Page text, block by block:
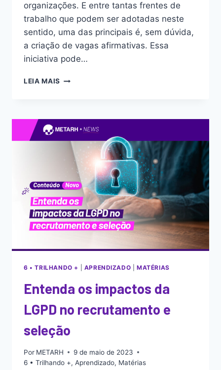
organizações. E entre tantas frentes de
trabalho que podem ser adotadas neste
sentido, uma das principais é, sem dúvida,
a criação de vagas afirmativas. Essa
iniciativa pode…
LEIA MAIS
6 • TRILHANDO + APRENDIZADO |MATÉRIAS
Entenda os impactos da
LGPD no recrutamento e
seleção
Por METARH
9 de maio de 2023
6 • Trilhando +, Aprendizado, Matérias